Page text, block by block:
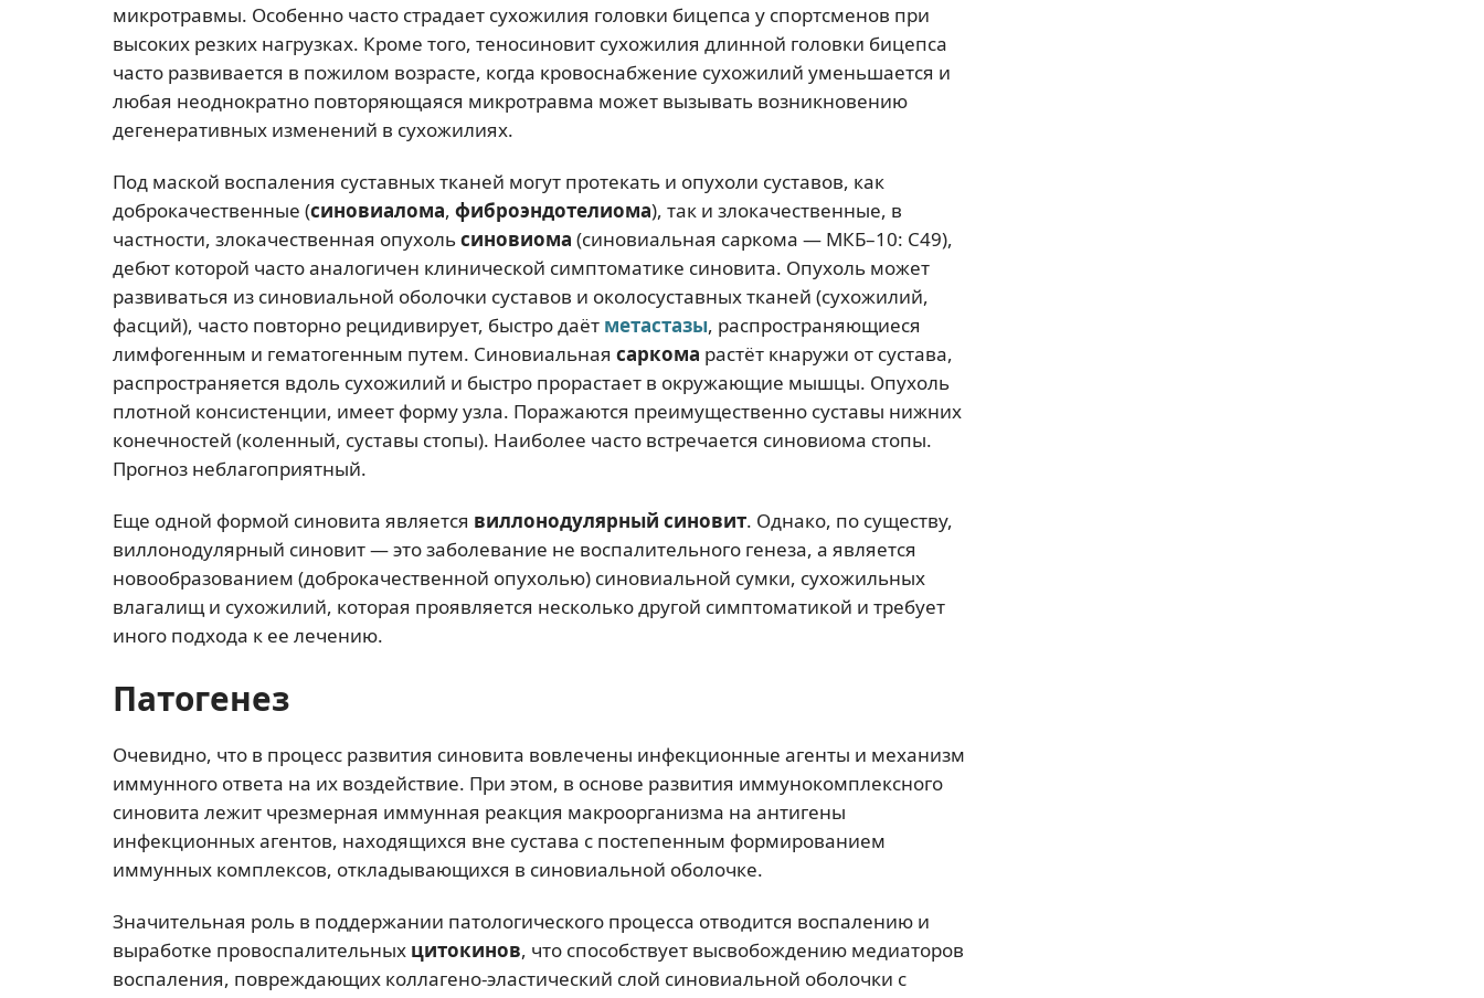
микротравмы. Особенно часто страдает сухожилия головки бицепса у спортсменов при
высоких резких нагрузках. Кроме того, теносиновит сухожилия длинной головки бицепса
часто развивается в пожилом возрасте, когда кровоснабжение сухожилий уменьшается и
любая неоднократно повторяющаяся микротравма может вызывать возникновению
дегенеративных изменений в сухожилиях.
Под маской воспаления суставных тканей могут протекать и опухоли суставов, как
доброкачественные (синовиалома, фиброэндотелиома), так и злокачественные, в
частности, злокачественная опухольсиновиома (синовиальная саркома — МКБ–10: С49),
дебют которой часто аналогичен клинической симптоматике синовита. Опухоль может
развиваться из синовиальной оболочки суставов и околосуставных тканей (сухожилий,
фасций), часто повторно рецидивирует, быстро даёт метастазы, распространяющиеся
лимфогенным и гематогенным путем. Синовиальная саркома растёт кнаружи от сустава,
распространяется вдоль сухожилий и быстро прорастает в окружающие мышцы. Опухоль
плотной консистенции, имеет форму узла. Поражаются преимущественно суставы нижних
конечностей (коленный, суставы стопы). Наиболее часто встречается синовиома стопы.
Прогноз неблагоприятный.
Еще одной формой синовита является виллонодулярный синовит. Однако, по существу,
виллонодулярный синовит — это заболевание не воспалительного генеза, а является
новообразованием (доброкачественной опухолью) синовиальной сумки, сухожильных
влагалищ и сухожилий, которая проявляется несколько другой симптоматикой и требует
иного подхода к ее лечению.
Патогенез
Очевидно, что в процесс развития синовита вовлечены инфекционные агенты и механизм
иммунного ответа на их воздействие. При этом, в основе развития иммунокомплексного
синовита лежит чрезмерная иммунная реакция макроорганизма на антигены
инфекционных агентов, находящихся вне сустава с постепенным формированием
иммунных комплексов, откладывающихся в синовиальной оболочке.
Значительная роль в поддержании патологического процесса отводится воспалению и
выработке провоспалительных цитокинов, что способствует высвобождению медиаторов
воспаления, повреждающих коллагено-эластический слой синовиальной оболочки с